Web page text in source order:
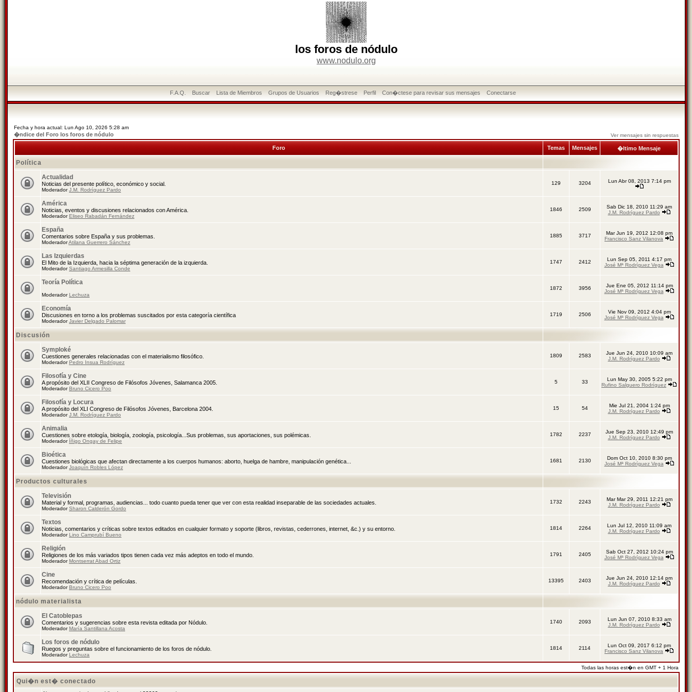
los foros de nódulo
www.nodulo.org
F.A.Q. Buscar Lista de Miembros Grupos de Usuarios Reg�strese Perfil Con�ctese para revisar sus mensajes Conectarse
Fecha y hora actual: Lun Ago 10, 2026 5:28 am
�ndice del Foro los foros de nódulo Ver mensajes sin respuestas
Foro Temas Mensajes �ltimo Mensaje
Política
Actualidad
Noticias del presente político, económico y social.
ModeradorJ.M. Rodríguez Pardo
129 3204 Lun Abr 08, 2013 7:14 pm
América
Noticias, eventos y discusiones relacionados con América.
ModeradorEliseo Rabadán Fernández
1846 2509
Sab Dic 18, 2010 11:29 am
J.M. Rodríguez Pardo
España
Comentarios sobre España y sus problemas.
ModeradorAtilana Guerrero Sánchez
1885 3717
Mar Jun 19, 2012 12:08 pm
Francisco Sanz Vilanova
Las Izquierdas
El Mito de la Izquierda, hacia la séptima generación de la izquierda.
ModeradorSantiago Armesilla Conde
1747 2412
Lun Sep 05, 2011 4:17 pm
José Mª Rodríguez Vega
Teoría Política
ModeradorLechuza
1872 3956
Jue Ene 05, 2012 11:14 pm
José Mª Rodríguez Vega
Economía
Discusiones en torno a los problemas suscitados por esta categoría científica
ModeradorJavier Delgado Palomar
1719 2506
Vie Nov 09, 2012 4:04 pm
José Mª Rodríguez Vega
Discusión
Symploké
Cuestiones generales relacionadas con el materialismo filosófico.
ModeradorPedro Insua Rodríguez
1809 2583
Jue Jun 24, 2010 10:09 am
J.M. Rodríguez Pardo
Filosofía y Cine
A propósito del XLII Congreso de Filósofos Jóvenes, Salamanca 2005.
ModeradorBruno Cicero Poo
5 33
Lun May 30, 2005 5:22 pm
Rufino Salguero Rodríguez
Filosofía y Locura
A propósito del XLI Congreso de Filósofos Jóvenes, Barcelona 2004.
ModeradorJ.M. Rodríguez Pardo
15 54
Mie Jul 21, 2004 1:24 pm
J.M. Rodríguez Pardo
Animalia
Cuestiones sobre etología, biología, zoología, psicología...Sus problemas, sus aportaciones, sus polémicas.
Moderador Íñigo Ongay de Felipe
1782 2237
Jue Sep 23, 2010 12:49 pm
J.M. Rodríguez Pardo
Bioética
Cuestiones biológicas que afectan directamente a los cuerpos humanos: aborto, huelga de hambre, manipulación genética...
ModeradorJoaquín Robles López
1681 2130
Dom Oct 10, 2010 8:30 pm
José Mª Rodríguez Vega
Productos culturales
Televisión
Material y formal, programas, audiencias... todo cuanto pueda tener que ver con esta realidad inseparable de las sociedades actuales.
ModeradorSharon Calderón Gordo
1732 2243
Mar Mar 29, 2011 12:21 pm
J.M. Rodríguez Pardo
Textos
Noticias, comentarios y críticas sobre textos editados en cualquier formato y soporte (libros, revistas, cederrones, internet, &c.) y su entorno.
ModeradorLino Camprubí Bueno
1814 2264
Lun Jul 12, 2010 11:09 am
J.M. Rodríguez Pardo
Religión
Religiones de los más variados tipos tienen cada vez más adeptos en todo el mundo.
ModeradorMontserrat Abad Ortiz
1791 2405
Sab Oct 27, 2012 10:24 pm
José Mª Rodríguez Vega
Cine
Recomendación y crítica de películas.
ModeradorBruno Cicero Poo
13395 2403
Jue Jun 24, 2010 12:14 pm
J.M. Rodríguez Pardo
nódulo materialista
El Catoblepas
Comentarios y sugerencias sobre esta revista editada por Nódulo.
ModeradorMaría Santillana Acosta
1740 2093
Lun Jun 07, 2010 8:33 am
J.M. Rodríguez Pardo
Los foros de nódulo
Ruegos y preguntas sobre el funcionamiento de los foros de nódulo.
ModeradorLechuza
1814 2114
Lun Oct 09, 2017 6:12 pm
Francisco Sanz Vilanova
Todas las horas est�n en GMT + 1 Hora
Qui�n est� conectado